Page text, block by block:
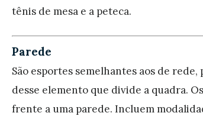
tênis de mesa e a peteca.
Parede
São esportes semelhantes aos de
desse elemento que divide a quadra.
frente a uma parede. Incluem